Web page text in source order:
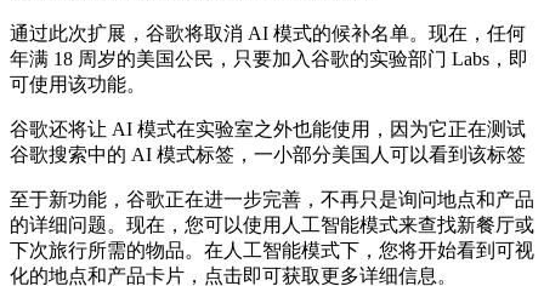
通过此次扩展，谷歌将取消 AI 模式的候补名单。现在，任何
年满 18 周岁的美国公民，只要加入谷歌的实验部门 Labs，即
可使用该功能。
谷歌还将让 AI 模式在实验室之外也能使用，因为它正在测试
谷歌搜索中的 AI 模式标签，一小部分美国人可以看到该标签
至于新功能，谷歌正在进一步完善，不再只是询问地点和产品
的详细问题。现在，您可以使用人工智能模式来查找新餐厅或
下次旅行所需的物品。在人工智能模式下，您将开始看到可视
化的地点和产品卡片，点击即可获取更多详细信息。